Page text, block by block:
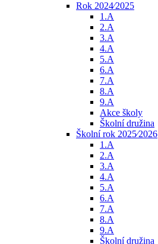
Rok 2024⁄2025
1.A
2.A
3.A
4.A
5.A
6.A
7.A
8.A
9.A
Akce školy
Školní družina
Školní rok 2025⁄2026
1.A
2.A
3.A
4.A
5.A
6.A
7.A
8.A
9.A
Školní družina